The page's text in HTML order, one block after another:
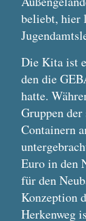
beliebt, hier
Die Kita ist
den die
hatte.
Gruppen
Containern
Euro in den
für den
Konzeption
Herkenweg